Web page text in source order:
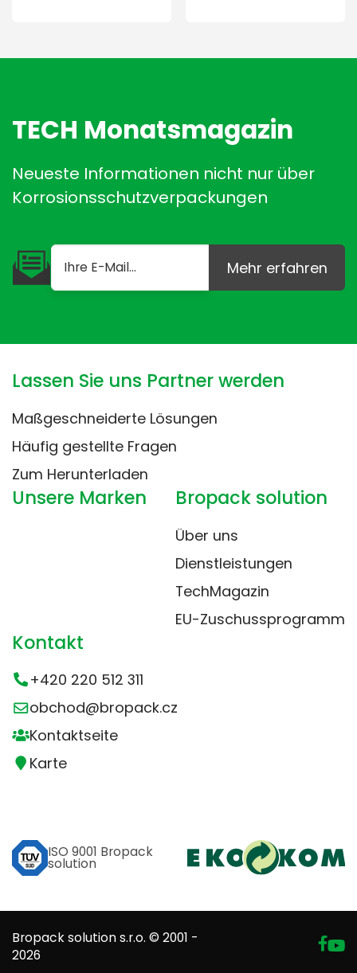
TECH Monatsmagazin
Neueste Informationen nicht nur über
Korrosionsschutzverpackungen
Mehr erfahren
Lassen Sie uns Partner werden
Maßgeschneiderte Lösungen
Häufig gestellte Fragen
Zum Herunterladen
Unsere Marken Bropack solution
Über uns
Dienstleistungen
TechMagazin
EU-Zuschussprogramm
Kontakt
+420 220 512 311
obchod@bropack.cz
Kontaktseite
Karte
ISO 9001 Bropack
solution
Bropack solution s.r.o. © 2001 -
2026